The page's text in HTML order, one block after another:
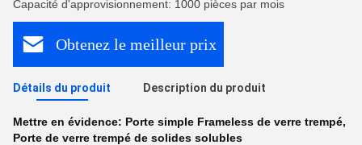
Capacité d'approvisionnement: 1000 pièces par mois
Obtenez le meilleur prix
Détails du produit Description du produit
Mettre en évidence: Porte simple Frameless de verre trempé,
Porte de verre trempé de solides solubles